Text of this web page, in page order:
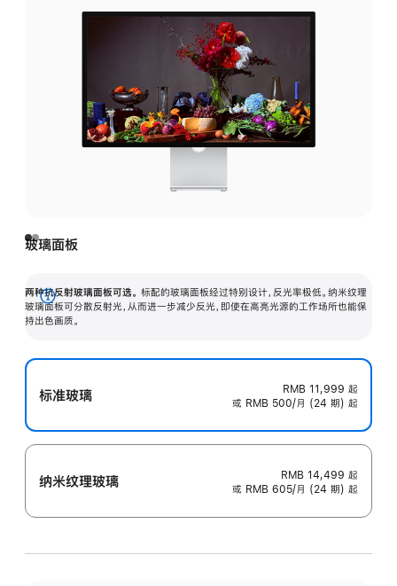
玻璃面板
两种抗反射玻璃面板可选。 标配的玻璃面板经过特别设计，反光率极低。纳米纹理
玻璃面板可分散反射光，从而进一步减少反光，即使在高亮光源的工作场所也能保
持出色画质。
展
开
标准玻璃 RMB 11,999 起
或 RMB 500/月 (24 期) 起
纳米纹理玻璃 RMB 14,499 起
或 RMB 605/月 (24 期) 起